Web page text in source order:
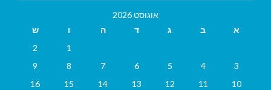
אוגוסט 2026
א
ב ג ד ה ו
ש
1
2
3
4
5
6
7
8
9
10
11
12
13
14
15
16